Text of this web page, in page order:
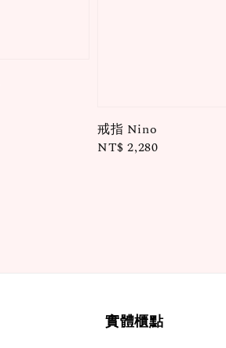
戒指 Nino
Regular
NT$ 2,280
實體櫃點